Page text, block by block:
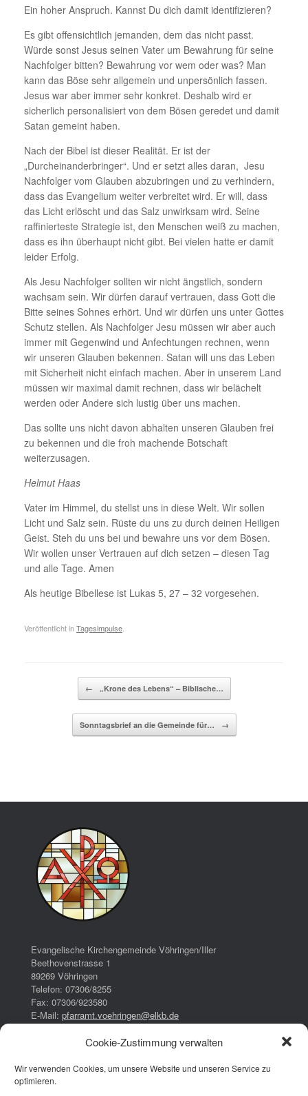
Cookie-Zustimmung verwalten
Wir verwenden Cookies, um unsere Website und unseren Service zu
optimieren.
Ein hoher Anspruch. Kannst Du dich damit identifizieren?
Es gibt offensichtlich jemanden, dem das nicht passt.
Würde sonst Jesus seinen Vater um Bewahrung für seine
Nachfolger bitten? Bewahrung vor wem oder was? Man
kann das Böse sehr allgemein und unpersönlich fassen.
Jesus war aber immer sehr konkret. Deshalb wird er
sicherlich personalisiert von dem Bösen geredet und damit
Satan gemeint haben.
Nach der Bibel ist dieser Realität. Er ist der
„Durcheinanderbringer“. Und er setzt alles daran, Jesu
Nachfolger vom Glauben abzubringen und zu verhindern,
dass das Evangelium weiter verbreitet wird. Er will, dass
das Licht erlöscht und das Salz unwirksam wird. Seine
raffinierteste Strategie ist, den Menschen weiß zu machen,
dass es ihn überhaupt nicht gibt. Bei vielen hatte er damit
leider Erfolg.
Als Jesu Nachfolger sollten wir nicht ängstlich, sondern
wachsam sein. Wir dürfen darauf vertrauen, dass Gott die
Bitte seines Sohnes erhört. Und wir dürfen uns unter Gottes
Schutz stellen. Als Nachfolger Jesu müssen wir aber auch
immer mit Gegenwind und Anfechtungen rechnen, wenn
wir unseren Glauben bekennen. Satan will uns das Leben
mit Sicherheit nicht einfach machen. Aber in unserem Land
müssen wir maximal damit rechnen, dass wir belächelt
werden oder Andere sich lustig über uns machen.
Das sollte uns nicht davon abhalten unseren Glauben frei
zu bekennen und die froh machende Botschaft
weiterzusagen.
Helmut Haas
Vater im Himmel, du stellst uns in diese Welt. Wir sollen
Licht und Salz sein. Rüste du uns zu durch deinen Heiligen
Geist. Steh du uns bei und bewahre uns vor dem Bösen.
Wir wollen unser Vertrauen auf dich setzen – diesen Tag
und alle Tage. Amen
Als heutige Bibellese ist Lukas 5, 27 – 32 vorgesehen.
Veröffentlicht inTagesimpulse
← „Krone des Lebens“ – Biblische…
Sonntagsbrief an die Gemeinde für… →
Evangelische Kirchengemeinde Vöhringen/Iller
Beethovenstrasse 1
89269 Vöhringen
Telefon: 07306/8255
Fax: 07306/923580
E-Mail: pfarramt.voehringen@elkb.de
16:00 – 17:00 Uhr
Donnerstag: